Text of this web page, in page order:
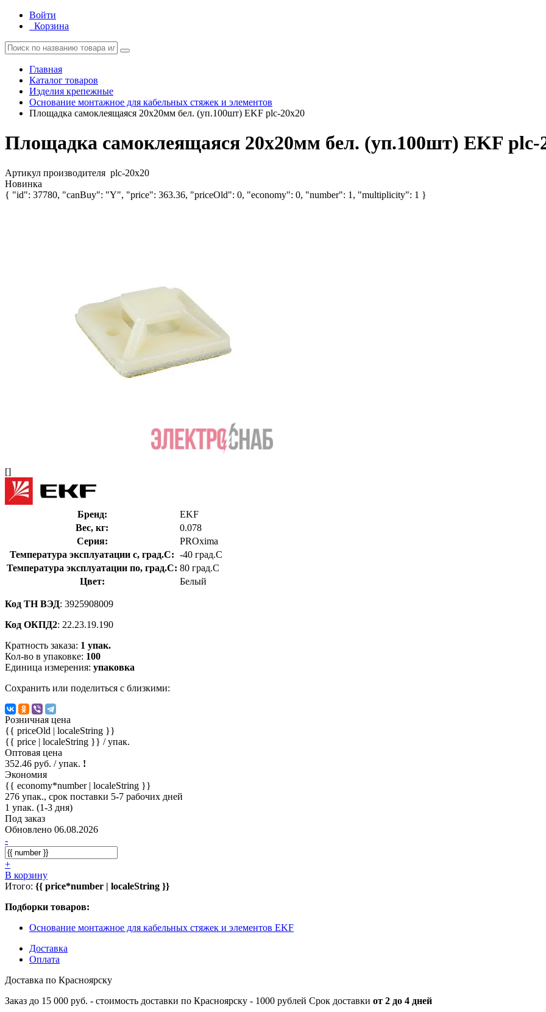
Войти
Корзина
Главная
Каталог товаров
Изделия крепежные
Основание монтажное для кабельных стяжек и элементов
Площадка самоклеящаяся 20х20мм бел. (уп.100шт) EKF plc-20x20
Площадка самоклеящаяся 20х20мм бел. (уп.100шт) EKF plc-
Артикул производителя plc-20x20
Новинка
{ "id": 37780, "canBuy": "Y", "price": 363.36, "priceOld": 0, "economy": 0, "number": 1, "multiplicity": 1 }
[]
Бренд:
EKF
Вес, кг:
0.078
Серия:
PROxima
Температура эксплуатации с, град.C: -40 град.C
Температура эксплуатации по, град.C: 80 град.C
Цвет:
Белый
Код ТН ВЭД: 3925908009
Код ОКПД2: 22.23.19.190
Кратность заказа: 1 упак.
Кол-во в упаковке: 100
Единица измерения: упаковка
Сохранить или поделиться с близкими:
Розничная цена
{{ priceOld | localeString }}
{{ price | localeString }} / упак.
Оптовая цена
352.46 руб. / упак. !
Экономия
{{ economy*number | localeString }}
276 упак., срок поставки 5-7 рабочих дней
1 упак. (1-3 дня)
Под заказ
Обновлено 06.08.2026
-
+
В корзину
Итого: {{ price*number | localeString }}
Подборки товаров:
Основание монтажное для кабельных стяжек и элементов EKF
Доставка
Оплата
Доставка по Красноярску
Заказ до 15 000 руб. - стоимость доставки по Красноярску - 1000 рублей Срок доставки от 2 до 4 дней